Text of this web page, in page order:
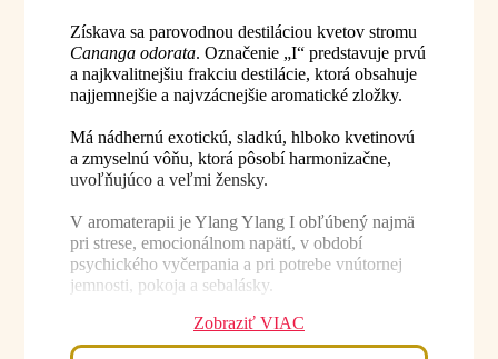
Získava sa parovodnou destiláciou kvetov stromu
Cananga odorata. Označenie „I“ predstavuje prvú
a najkvalitnejšiu frakciu destilácie, ktorá obsahuje
najjemnejšie a najvzácnejšie aromatické zložky.
Má nádhernú exotickú, sladkú, hlboko kvetinovú
a zmyselnú vôňu, ktorá pôsobí harmonizačne,
uvoľňujúco a veľmi žensky.
V aromaterapii je Ylang Ylang I obľúbený najmä
pri strese, emocionálnom napätí, v období
psychického vyčerpania a pri potrebe vnútornej
jemnosti, pokoja a sebalásky.
Účinky a benefity:
Zobraziť VIAC